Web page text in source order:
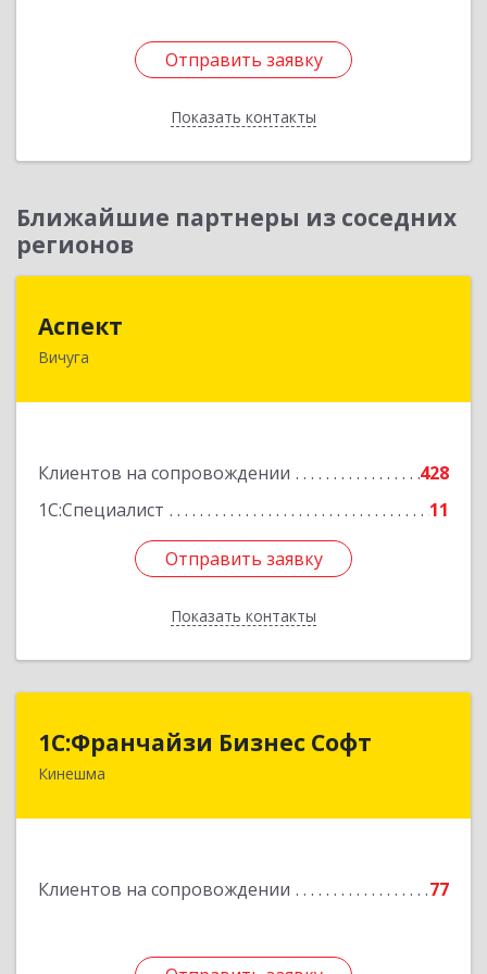
Отправить заявку
Показать контакты
Отправить заявку
Назад
Ближайшие партнеры из соседних
регионов
Аспект
Вичуга
Клиентов на сопровождении
428
1С:Специалист
11
Отправить заявку
Показать контакты
155331, Ивановская обл, Вичугский р-н, Вичуга
Отправить заявку
Назад
1С:Франчайзи Бизнес Софт
Кинешма
Клиентов на сопровождении 77
1С:Франчайзи Бизнес Софт
155800, Ивановская обл, Кинешма г, Жуковская